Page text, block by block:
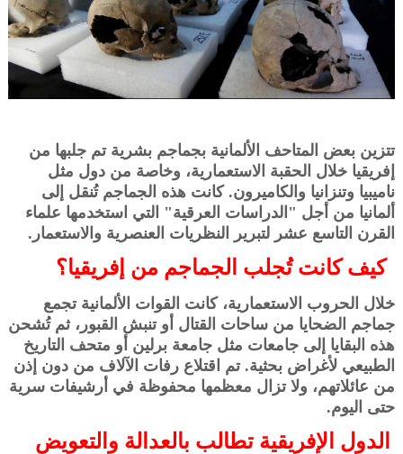
تتزين بعض المتاحف الألمانية بجماجم بشرية تم جلبها من
إفريقيا خلال الحقبة الاستعمارية، وخاصة من دول مثل
ناميبيا وتنزانيا والكاميرون. كانت هذه الجماجم تُنقل إلى
ألمانيا من أجل "الدراسات العرقية" التي استخدمها علماء
القرن التاسع عشر لتبرير النظريات العنصرية والاستعمار.
كيف كانت تُجلب الجماجم من إفريقيا؟
خلال الحروب الاستعمارية، كانت القوات الألمانية تجمع
جماجم الضحايا من ساحات القتال أو تنبش القبور، ثم تُشحن
هذه البقايا إلى جامعات مثل جامعة برلين أو متحف التاريخ
الطبيعي لأغراض بحثية. تم اقتلاع رفات الآلاف من دون إذن
من عائلاتهم، ولا تزال معظمها محفوظة في أرشيفات سرية
حتى اليوم.
الدول الإفريقية تطالب بالعدالة والتعويض